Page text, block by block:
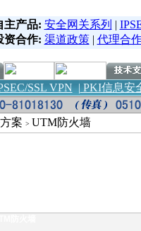
主产品: 安全网关系列 |
资合作: 渠道政策| 代理合
SSL VPN | PKI信息安
案 > UTM防火墙